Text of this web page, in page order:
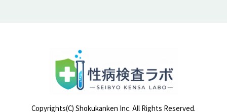
Copyrights(C) Shokukanken Inc. All Rights Reserved.